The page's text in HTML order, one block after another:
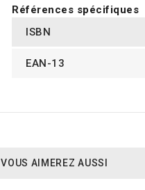
Références spécifiques
ISBN
EAN-13
VOUS AIMEREZ AUSSI